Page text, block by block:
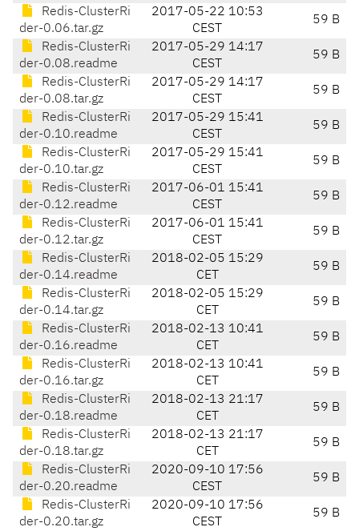
Redis-ClusterRi
der-0.06.tar.gz
2017-05-22 10:53
CEST
59 B
Redis-ClusterRi
der-0.08.readme
2017-05-29 14:17
CEST
59 B
Redis-ClusterRi
der-0.08.tar.gz
2017-05-29 14:17
CEST
59 B
Redis-ClusterRi
der-0.10.readme
2017-05-29 15:41
CEST
59 B
Redis-ClusterRi
der-0.10.tar.gz
2017-05-29 15:41
CEST
59 B
Redis-ClusterRi
der-0.12.readme
2017-06-01 15:41
CEST
59 B
Redis-ClusterRi
der-0.12.tar.gz
2017-06-01 15:41
CEST
59 B
Redis-ClusterRi
der-0.14.readme
2018-02-05 15:29
CET
59 B
Redis-ClusterRi
der-0.14.tar.gz
2018-02-05 15:29
CET
59 B
Redis-ClusterRi
der-0.16.readme
2018-02-13 10:41
CET
59 B
Redis-ClusterRi
der-0.16.tar.gz
2018-02-13 10:41
CET
59 B
Redis-ClusterRi
der-0.18.readme
2018-02-13 21:17
CET
59 B
Redis-ClusterRi
der-0.18.tar.gz
2018-02-13 21:17
CET
59 B
Redis-ClusterRi
der-0.20.readme
2020-09-10 17:56
CEST
59 B
Redis-ClusterRi
der-0.20.tar.gz
2020-09-10 17:56
CEST
59 B